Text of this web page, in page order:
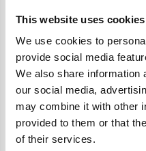
This website uses cookies
We use cookies to
provide social media
We also share information
our social media,
may combine it with other
provided to them or that
of their services.
Ikoniczne figurki